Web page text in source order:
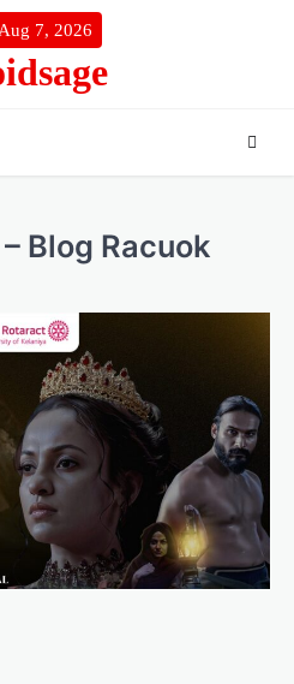
7, 2026
Blog Racuok